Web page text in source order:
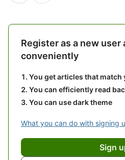
Register as a new user
conveniently
You get articles that match
You can efficiently read
You can use dark theme
What you can do with signing
Sign